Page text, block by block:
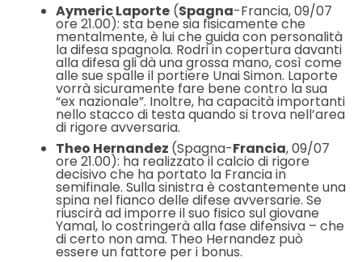
Aymeric Laporte(Spagna-Francia, 09/07
ore 21.00): sta bene sia fisicamente che
mentalmente, è lui che guida con personalità
la difesa spagnola. Rodri in copertura davanti
alla difesa gli dà una grossa mano, così come
alle sue spalle il portiere Unai Simon. Laporte
vorrà sicuramente fare bene contro la sua
“ex nazionale”. Inoltre, ha capacità importanti
nello stacco di testa quando si trova nell’area
di rigore avversaria.
Theo Hernandez (Spagna-Francia, 09/07
ore 21.00): ha realizzato il calcio di rigore
decisivo che ha portato la Francia in
semifinale. Sulla sinistra è costantemente una
spina nel fianco delle difese avversarie. Se
riuscirà ad imporre il suo fisico sul giovane
Yamal, lo costringerà alla fase difensiva – che
di certo non ama. Theo Hernandez può
essere un fattore per i bonus.